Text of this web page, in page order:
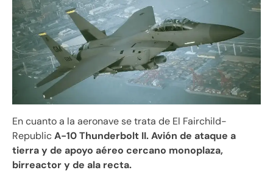
En cuanto a la aeronave se trata de El Fairchild-
RepublicA-10 Thunderbolt II. Avión de ataque a
tierra y de apoyo aéreo cercano monoplaza,
birreactor y de ala recta.